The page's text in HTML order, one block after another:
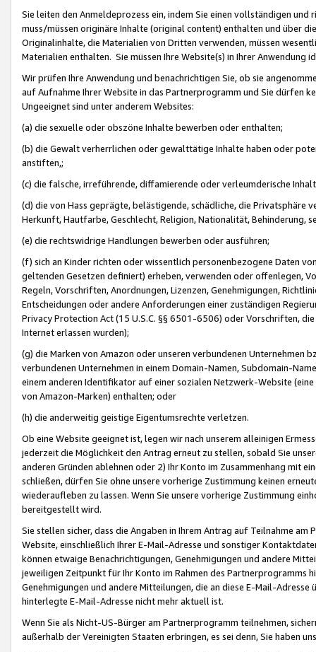
Sie leiten den Anmeldeprozess ein, indem Sie einen vollständigen
muss/müssen originäre Inhalte (original content) enthalten und über
Originalinhalte, die Materialien von Dritten verwenden, müssen
Materialien enthalten. Sie müssen Ihre Website(s) in Ihrer Anwendung
Wir prüfen Ihre Anwendung und benachrichtigen Sie, ob sie
auf Aufnahme Ihrer Website in das Partnerprogramm und Sie dürfen
Ungeeignet sind unter anderem Websites:
(a) die sexuelle oder obszöne Inhalte bewerben oder enthalten;
(b) die Gewalt verherrlichen oder gewalttätige Inhalte haben oder
anstiften,;
(c) die falsche, irreführende, diffamierende oder verleumderische
(d) die von Hass geprägte, belästigende, schädliche, die Privatsphäre
Herkunft, Hautfarbe, Geschlecht, Religion, Nationalität, Behinderung,
(e) die rechtswidrige Handlungen bewerben oder ausführen;
(f) sich an Kinder richten oder wissentlich personenbezogene Daten
geltenden Gesetzen definiert) erheben, verwenden oder offenlegen,
Regeln, Vorschriften, Anordnungen, Lizenzen, Genehmigungen,
Entscheidungen oder andere Anforderungen einer zuständigen
Privacy Protection Act (15 U.S.C. §§ 6501-6506) oder Vorschriften,
Internet erlassen wurden);
(g) die Marken von Amazon oder unseren verbundenen Unternehmen
verbundenen Unternehmen in einem Domain-Namen, Subdomain-
einem anderen Identifikator auf einer sozialen Netzwerk-Website
von Amazon-Marken) enthalten; oder
(h) die anderweitig geistige Eigentumsrechte verletzen.
Ob eine Website geeignet ist, legen wir nach unserem alleinigen
jederzeit die Möglichkeit den Antrag erneut zu stellen, sobald Sie
anderen Gründen ablehnen oder 2) Ihr Konto im Zusammenhang mit
schließen, dürfen Sie ohne unsere vorherige Zustimmung keinen
wiederaufleben zu lassen. Wenn Sie unsere vorherige Zustimmung
bereitgestellt wird.
Sie stellen sicher, dass die Angaben in Ihrem Antrag auf Teilnahme
Website, einschließlich Ihrer E-Mail-Adresse und sonstiger
können etwaige Benachrichtigungen, Genehmigungen und andere
jeweiligen Zeitpunkt für Ihr Konto im Rahmen des Partnerprogramms
Genehmigungen und andere Mitteilungen, die an diese E-Mail-
hinterlegte E-Mail-Adresse nicht mehr aktuell ist.
Wenn Sie als Nicht-US-Bürger am Partnerprogramm teilnehmen,
außerhalb der Vereinigten Staaten erbringen, es sei denn, Sie haben